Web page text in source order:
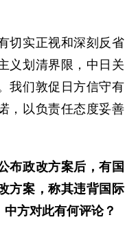
实正视和深刻反省
义划清界限，中日关
我们敦促日方信守有
，以负责任态度妥善
布政改方案后，有国
方案，称其违背国际
方对此有何评论？